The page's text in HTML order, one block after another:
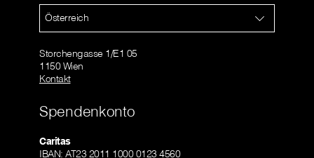
Österreich
Storchengasse 1/E1 05
1150 Wien
Kontakt
Spendenkonto
Caritas
IBAN: AT23 2011 1000 0123 4560